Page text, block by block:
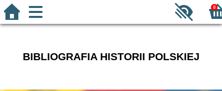
0
BIBLIOGRAFIA HISTORII POLSKIEJ